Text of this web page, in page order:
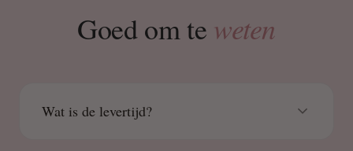
Goed om te weten
Wat is de levertijd?